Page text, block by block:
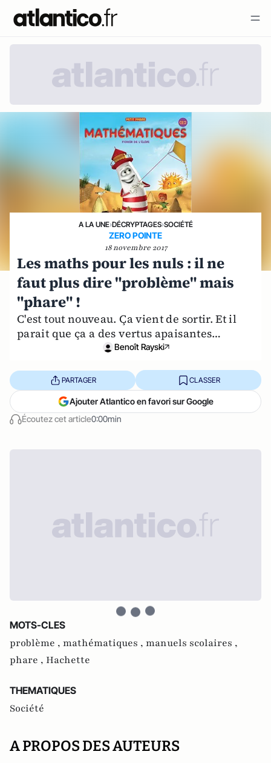
A LA UNE›DÉCRYPTAGES›SOCIÉTÉ
ZERO POINTE
18 novembre 2017
Les maths pour les nuls : il ne
faut plus dire "problème" mais
"phare" !
C'est tout nouveau. Ça vient de sortir. Et il
parait que ça a des vertus apaisantes…
Benoît Rayski
Écoutez cet article0:00min
PARTAGER CLASSER
Ajouter Atlantico en favori sur Google
MOTS-CLES
problème , mathématiques , manuels scolaires ,
phare , Hachette
THEMATIQUES
Société
A PROPOS DES AUTEURS